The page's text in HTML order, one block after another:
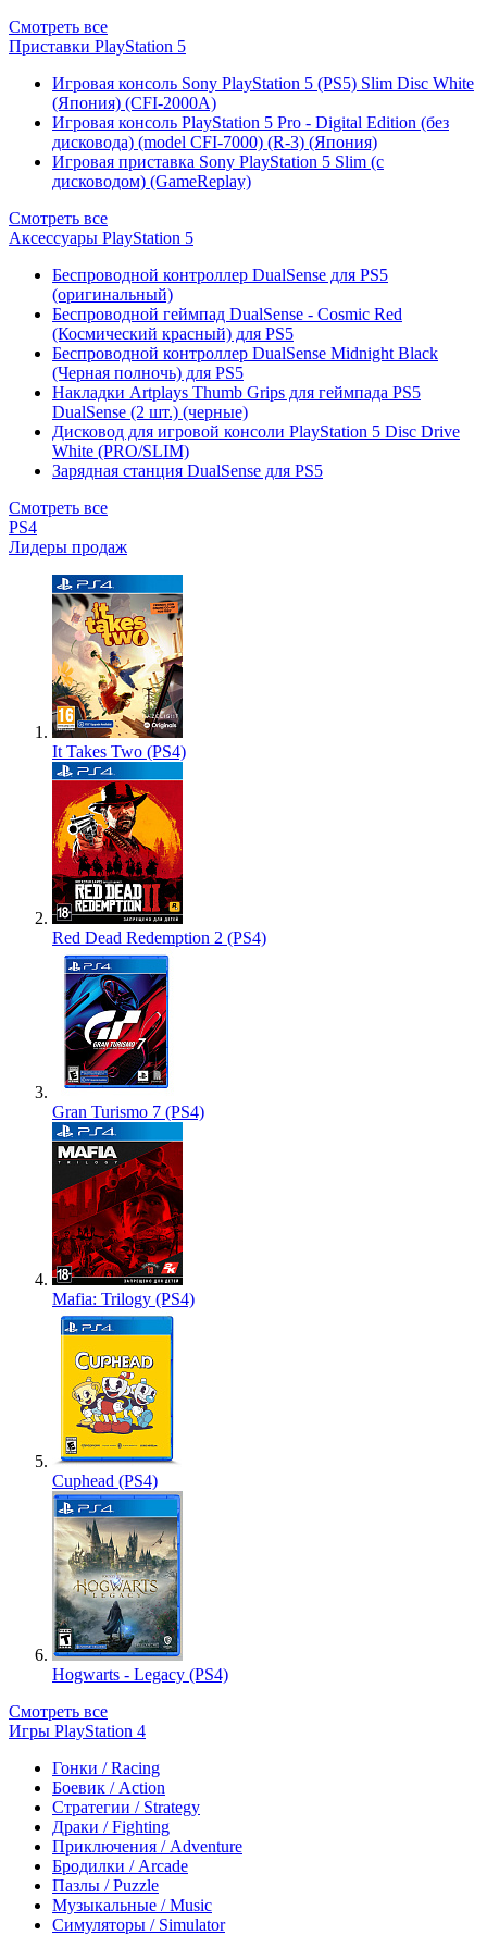
Смотреть все
Приставки PlayStation 5
Игровая консоль Sony PlayStation 5 (PS5) Slim Disc White
(Япония) (CFI-2000A)
Игровая консоль PlayStation 5 Pro - Digital Edition (без
дисковода) (model CFI-7000) (R-3) (Япония)
Игровая приставка Sony PlayStation 5 Slim (с
дисководом) (GameReplay)
Смотреть все
Аксессуары PlayStation 5
Беспроводной контроллер DualSense для PS5
(оригинальный)
Беспроводной геймпад DualSense - Cosmic Red
(Космический красный) для PS5
Беспроводной контроллер DualSense Midnight Black
(Черная полночь) для PS5
Накладки Artplays Thumb Grips для геймпада PS5
DualSense (2 шт.) (черные)
Дисковод для игровой консоли PlayStation 5 Disc Drive
White (PRO/SLIM)
Зарядная станция DualSense для PS5
Смотреть все
PS4
Лидеры продаж
It Takes Two (PS4)
Red Dead Redemption 2 (PS4)
Gran Turismo 7 (PS4)
Mafia: Trilogy (PS4)
Cuphead (PS4)
Hogwarts - Legacy (PS4)
Смотреть все
Игры PlayStation 4
Гонки / Racing
Боевик / Action
Стратегии / Strategy
Драки / Fighting
Приключения / Adventure
Бродилки / Arcade
Пазлы / Puzzle
Музыкальные / Music
Симуляторы / Simulator